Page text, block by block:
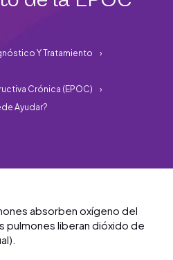
Y Tratamiento
Crónica (EPOC)
Ayudar?
absorben oxígeno del
pulmones liberan dióxido de